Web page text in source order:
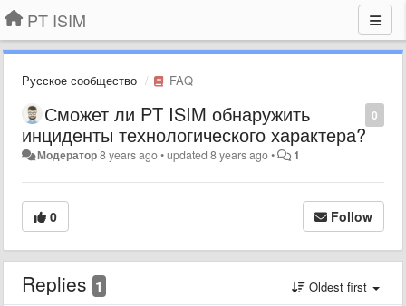
PT ISIM
Русское сообщество FAQ
0
Сможет ли PT ISIM обнаружить
инциденты технологического характера?
Модератор8 years ago•updated8 years ago• 1
0 Follow
Replies 1 Oldest first